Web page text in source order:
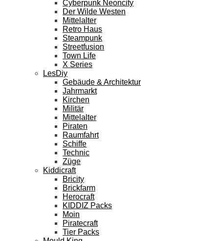
Cyberpunk Neoncity
Der Wilde Westen
Mittelalter
Retro Haus
Steampunk
Streetfusion
Town Life
X Series
LesDiy
Gebäude & Architektur
Jahrmarkt
Kirchen
Militär
Mittelalter
Piraten
Raumfahrt
Schiffe
Technic
Züge
Kiddicraft
Bricity
Brickfarm
Herocraft
KIDDIZ Packs
Moin
Piratecraft
Tier Packs